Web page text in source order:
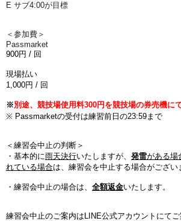
E サブ4:00が目標
＜参加費＞
Passmarket
900円 / 回
現場払い
1,000円 / 回
※別途、競技場使用料300円を競技場の券売機に
※ Passmarketの受付は練習前日の23:59まで
＜練習会中止の判断＞
・基本的に雨天決行いたしますが、 発雷がある場
れている場合は、練習会を中止する場合がござい
・練習会中止の場合は、 全額返金いたします。
練習会中止のご案内はLINE公式アカウントにてご